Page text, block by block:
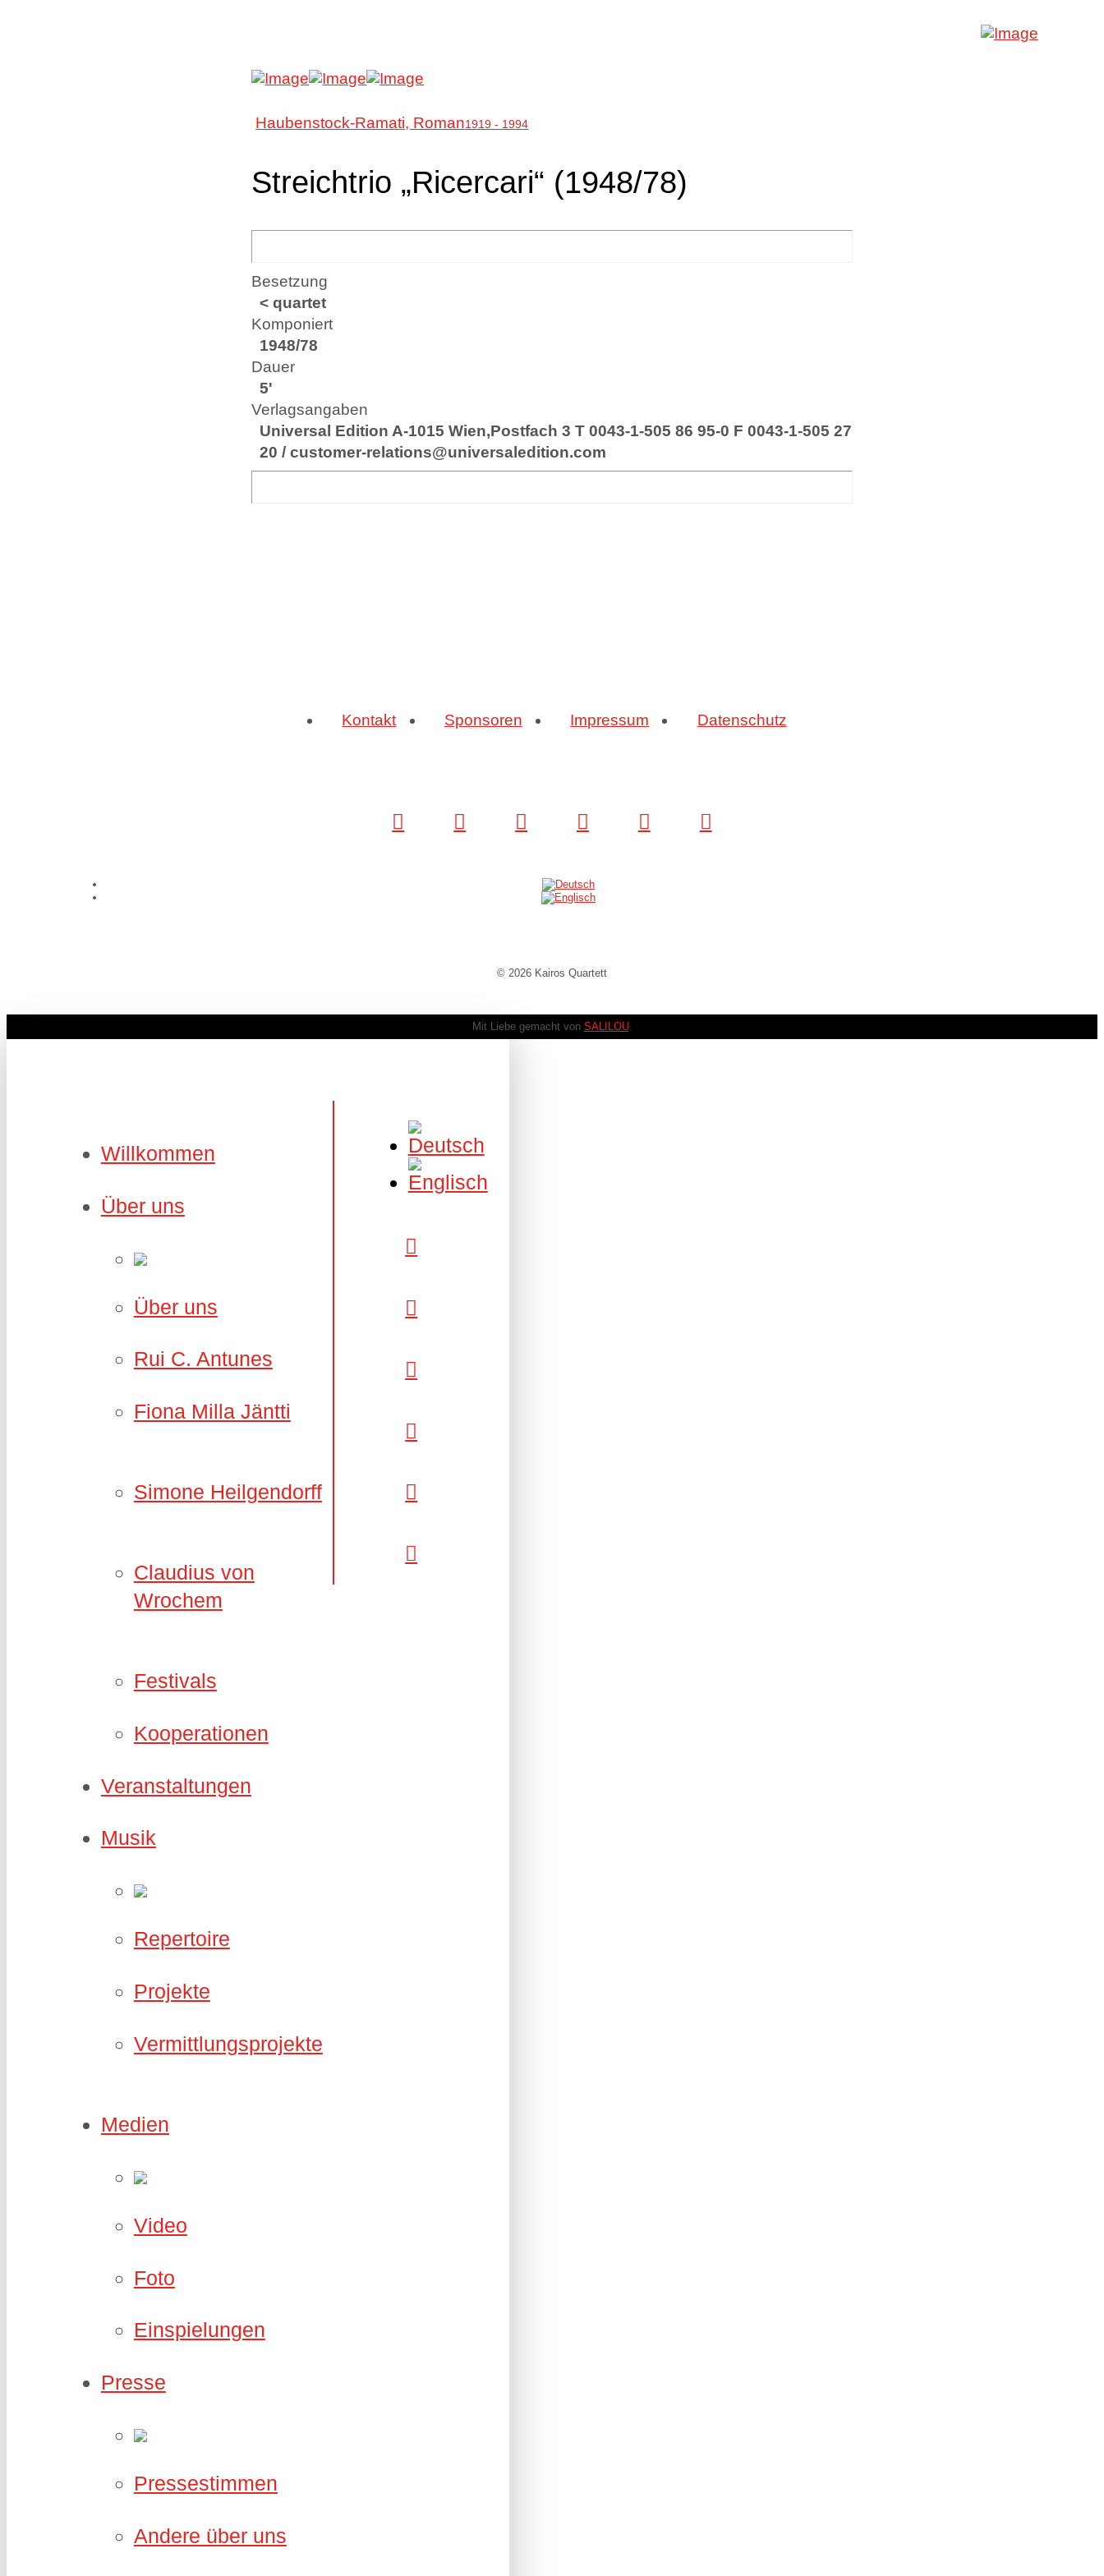
Haubenstock-Ramati, Roman1919 - 1994
Streichtrio „Ricercari“ (1948/78)
Besetzung
< quartet
Komponiert
1948/78
Dauer
5'
Verlagsangaben
Universal Edition A-1015 Wien,Postfach 3 T 0043-1-505 86 95-0 F 0043-1-505 27
20 / customer-relations@universaledition.com
Kontakt Sponsoren Impressum Datenschutz
© 2026 Kairos Quartett
Mit Liebe gemacht von SALILOU.
Willkommen
Über uns
Über uns
Rui C. Antunes
Fiona Milla Jäntti
Simone Heilgendorff
Claudius von
Wrochem
Festivals
Kooperationen
Veranstaltungen
Musik
Repertoire
Projekte
Vermittlungsprojekte
Medien
Video
Foto
Einspielungen
Presse
Pressestimmen
Andere über uns